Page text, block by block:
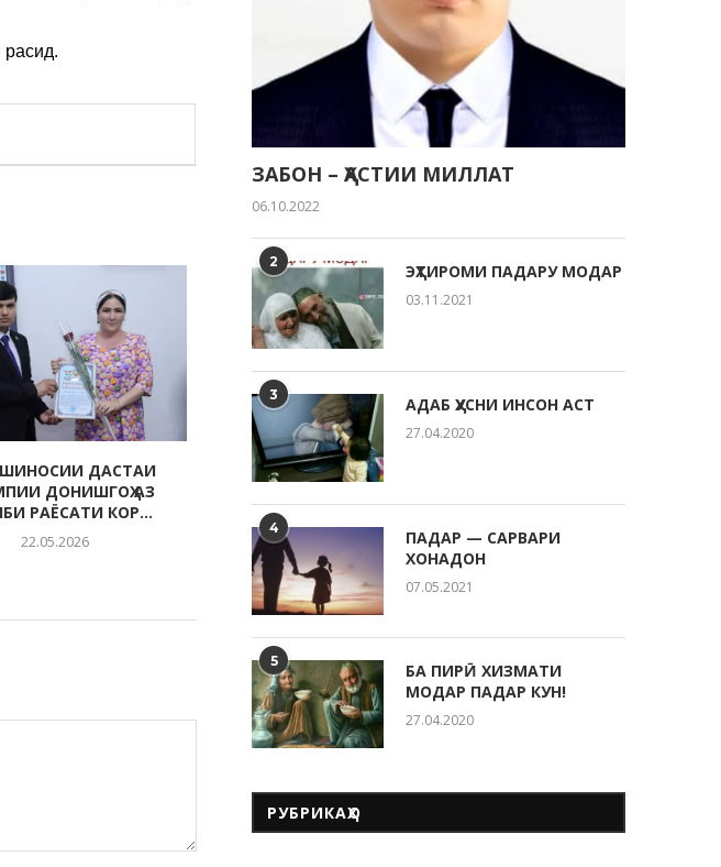
расид.
ДАСТАИ
ДОНИШГОҲ АЗ
РАЁСАТИ КОР...
22.05.2026
ҶАВОНОН — НЕРУИ ЭҲЁГАР ВА
ТАКЯГОҲИ МИЛЛАТ
22.05.2026
ЗАБОН – ҲАСТИИ МИЛЛАТ
06.10.2022
2 ЭҲТИРОМИ ПАДАРУ МОДАР
03.11.2021
3 АДАБ ҲУСНИ ИНСОН АСТ
27.04.2020
4
ПАДАР — САРВАРИ
ХОНАДОН
07.05.2021
5
БА ПИРӢ ХИЗМАТИ
МОДАР ПАДАР КУН!
27.04.2020
РУБРИКАҲО